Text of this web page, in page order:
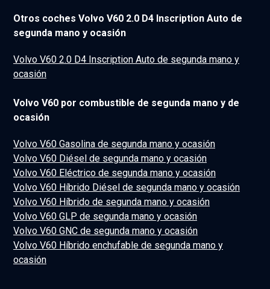
Otros coches Volvo V60 2.0 D4 Inscription Auto de
segunda mano y ocasión
Volvo V60 2.0 D4 Inscription Auto de segunda mano y
ocasión
Volvo V60 por combustible de segunda mano y de
ocasión
Volvo V60 Gasolina de segunda mano y ocasión
Volvo V60 Diésel de segunda mano y ocasión
Volvo V60 Eléctrico de segunda mano y ocasión
Volvo V60 Híbrido Diésel de segunda mano y ocasión
Volvo V60 Híbrido de segunda mano y ocasión
Volvo V60 GLP de segunda mano y ocasión
Volvo V60 GNC de segunda mano y ocasión
Volvo V60 Híbrido enchufable de segunda mano y
ocasión